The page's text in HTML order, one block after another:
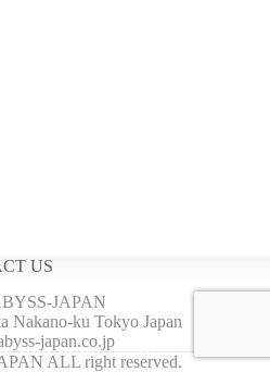
US
JAPAN
Nakano-ku Tokyo Japan
japan.co.jp
ALL right reserved.